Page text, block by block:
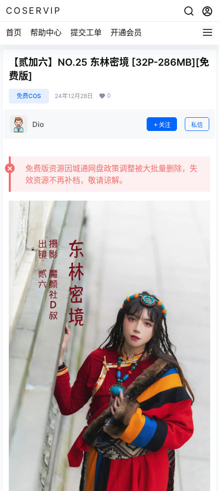
COSERVIP
首页 帮助中心 提交工单 开通会员
【贰加六】NO.25 东林密境 [32P-286MB][免
费版]
免费COS 24年12月28日 0
Dio 关注 私信
免费版资源因城通网盘政策调整被大批量删除，失
效资源不再补档，敬请谅解。